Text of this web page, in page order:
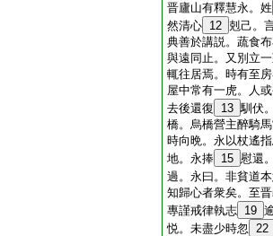
晋廬山有釋慧永。姓
然清心 12 剋己。
典善於講説。蔬食
與遠同止。又別立
輒往居焉。時有至
屋中常有一虎。人
去後還復
13 馴伏
橋。烏橋營主醉騎
時向晩。永以杖遙
地。永捧 15 慰還
過。永曰。非貧道
知歸心者衆矣。至
專謹戒律執志 19
悦。未盡少時忽 22